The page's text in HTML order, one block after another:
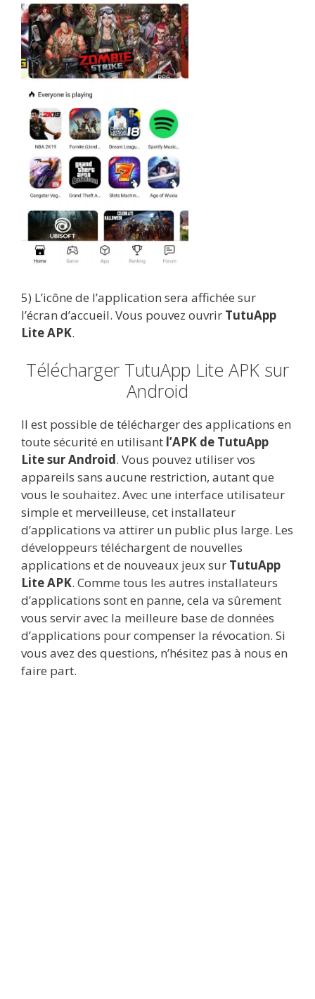
5) L’icône de l’application sera affichée sur
l’écran d’accueil. Vous pouvez ouvrir TutuApp
Lite APK.
Télécharger TutuApp Lite APK sur
Android
Il est possible de télécharger des applications en
toute sécurité en utilisant l’APK de TutuApp
Lite sur Android. Vous pouvez utiliser vos
appareils sans aucune restriction, autant que
vous le souhaitez. Avec une interface utilisateur
simple et merveilleuse, cet installateur
d’applications va attirer un public plus large. Les
développeurs téléchargent de nouvelles
applications et de nouveaux jeux sur TutuApp
Lite APK. Comme tous les autres installateurs
d’applications sont en panne, cela va sûrement
vous servir avec la meilleure base de données
d’applications pour compenser la révocation. Si
vous avez des questions, n’hésitez pas à nous en
faire part.